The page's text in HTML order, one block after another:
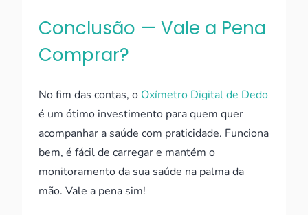
Conclusão — Vale a Pena
Comprar?
No fim das contas, o Oxímetro Digital de Dedo
é um ótimo investimento para quem quer
acompanhar a saúde com praticidade. Funciona
bem, é fácil de carregar e mantém o
monitoramento da sua saúde na palma da
mão. Vale a pena sim!